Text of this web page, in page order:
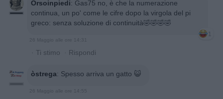
Orsoinpiedi: Gas75 no, è che la numerazione
continua, un po' come le cifre dopo la virgola del pi
greco: senza soluzione di continuità🤣🤣🤣🤣
1
· Ti stimo · Rispondi
òstrega: Spesso arriva un gatto 😺